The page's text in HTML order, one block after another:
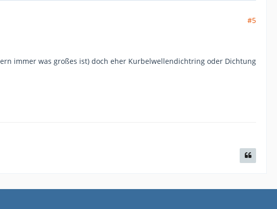
#5
immer was großes ist) doch eher Kurbelwellendichtring oder Dichtung